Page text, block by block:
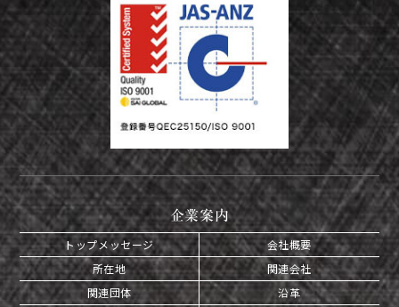
企業案内
トップメッセージ
会社概要
所在地
関連会社
関連団体
沿革